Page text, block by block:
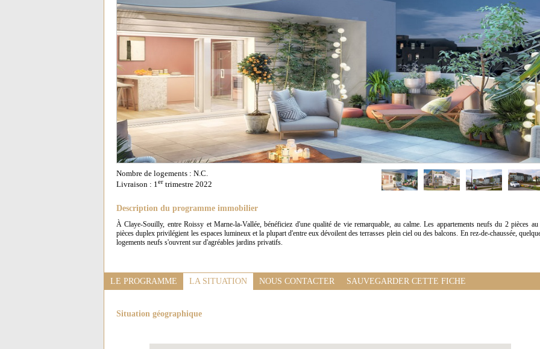
Nombre de logements : N.C.
Livraison : 1er trimestre 2022
Description du programme immobilier
À Claye-Souilly, entre Roissy et Marne-la-Vallée, bénéficiez d'une qualité de vie remarquable, au calme. Les appartements neufs du 2 pièces au
pièces duplex privilégient les espaces lumineux et la plupart d'entre eux dévoilent des terrasses plein ciel ou des balcons. En rez-de-chaussée,
logements neufs s'ouvrent sur d'agréables jardins privatifs.
LE PROGRAMME LA SITUATION NOUS CONTACTER SAUVEGARDER CETTE FICHE
Situation géographique